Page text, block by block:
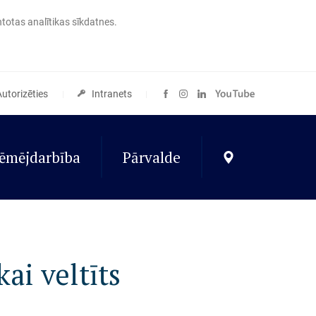
analītikas sīkdatnes.
Intranets
Pārvalde
veltīts